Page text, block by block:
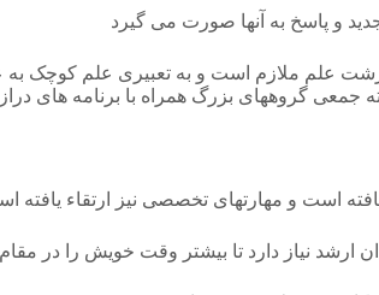
و پاسخ به آنها صورت می گیرد
سرشت علم ملازم است و به تعبیری علم
جمعی گروههای بزرگ همراه با برنامه های
است و مهارتهای تخصصی نیز ارتقاء یافته
نیاز دارد تا بیشتر وقت خویش را در مقام